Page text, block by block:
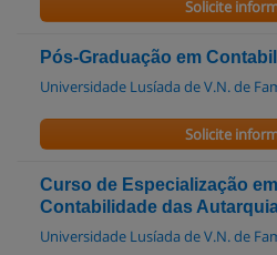
Solicite
Pós-Graduação em
Universidade Lusíada de V.N. de
Solicite
Curso de Especialização
Contabilidade das
Universidade Lusíada de V.N. de